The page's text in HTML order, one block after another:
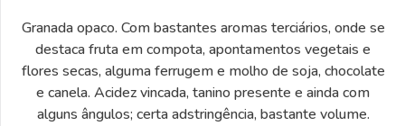
Granada opaco. Com bastantes aromas terciários, onde se
destaca fruta em compota, apontamentos vegetais e
flores secas, alguma ferrugem e molho de soja, chocolate
e canela. Acidez vincada, tanino presente e ainda com
alguns ângulos; certa adstringência, bastante volume.